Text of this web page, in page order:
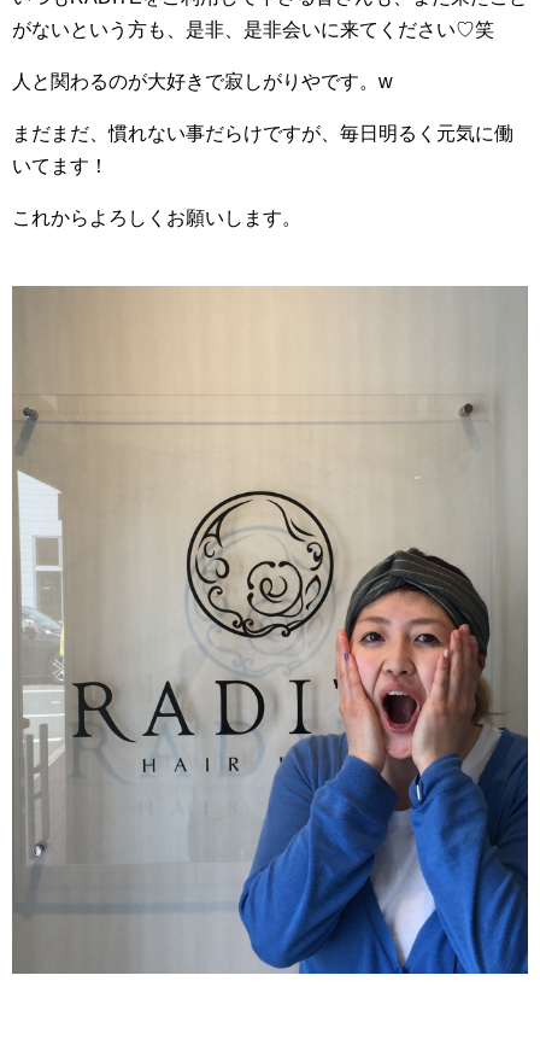
がないという方も、是非、是非会いに来てください♡笑
人と関わるのが大好きで寂しがりやです。w
まだまだ、慣れない事だらけですが、毎日明るく元気に働
いてます！
これからよろしくお願いします。